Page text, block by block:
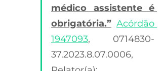
médico assistente é
obrigatória.” Acórdão
1947093, 0714830-
37.2023.8.07.0006,